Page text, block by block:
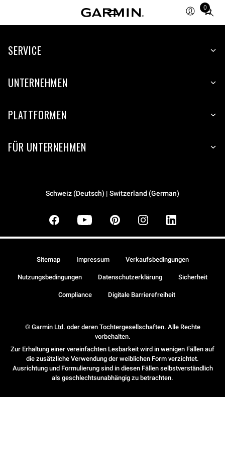
0
Total
items
cart:
SERVICE
UNTERNEHMEN
PLATTFORMEN
FÜR UNTERNEHMEN
Schweiz (Deutsch) | Switzerland (German)
© Garmin Ltd. oder deren Tochtergesellschaften. Alle Rechte
vorbehalten.
Zur Erhaltung einer vereinfachten Lesbarkeit wird in wenigen Fällen auf
die zusätzliche Verwendung der weiblichen Form verzichtet.
Ausrichtung und Formulierung sind in diesen Fällen selbstverständlich
als geschlechtsunabhängig zu betrachten.
Sitemap Impressum Verkaufsbedingungen
Nutzungsbedingungen Datenschutzerklärung Sicherheit
Compliance Digitale Barrierefreiheit